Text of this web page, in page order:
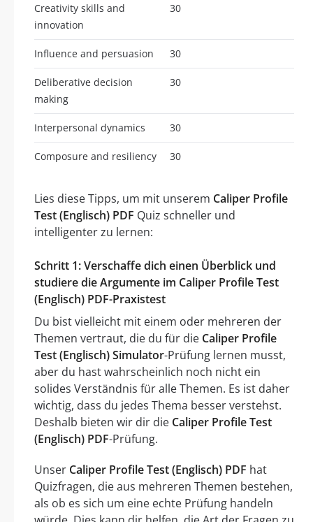
Creativity skills and
innovation
30
Influence and persuasion 30
Deliberative decision
making
30
Interpersonal dynamics 30
Composure and resiliency 30
Lies diese Tipps, um mit unserem Caliper Profile
Test (Englisch) PDF Quiz schneller und
intelligenter zu lernen:
Schritt 1: Verschaffe dich einen Überblick und
studiere die Argumente im Caliper Profile Test
(Englisch) PDF-Praxistest
Du bist vielleicht mit einem oder mehreren der
Themen vertraut, die du für die Caliper Profile
Test (Englisch) Simulator-Prüfung lernen musst,
aber du hast wahrscheinlich noch nicht ein
solides Verständnis für alle Themen. Es ist daher
wichtig, dass du jedes Thema besser verstehst.
Deshalb bieten wir dir die Caliper Profile Test
(Englisch) PDF-Prüfung.
Unser Caliper Profile Test (Englisch) PDF hat
Quizfragen, die aus mehreren Themen bestehen,
als ob es sich um eine echte Prüfung handeln